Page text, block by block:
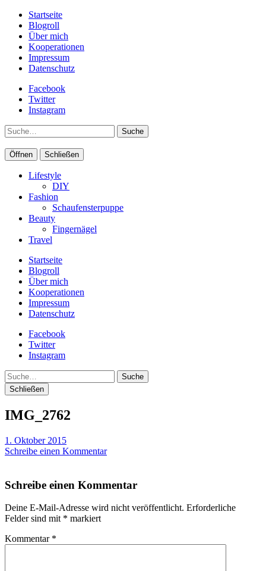
Startseite
Blogroll
Über mich
Kooperationen
Impressum
Datenschutz
Facebook
Twitter
Instagram
Suche
Öffnen Schließen
Lifestyle
DIY
Fashion
Schaufensterpuppe
Beauty
Fingernägel
Travel
Startseite
Blogroll
Über mich
Kooperationen
Impressum
Datenschutz
Facebook
Twitter
Instagram
Suche
Schließen
IMG_2762
1. Oktober 2015
Schreibe einen Kommentar
Schreibe einen Kommentar
Deine E-Mail-Adresse wird nicht veröffentlicht. Erforderliche
Felder sind mit * markiert
Kommentar *